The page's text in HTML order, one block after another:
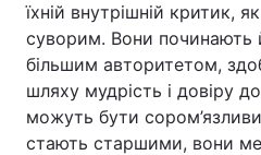
їхній внутрішній критик,
суворим. Вони починають
більшим авторитетом,
шляху мудрість і довіру
можуть бути
стають старшими, вони